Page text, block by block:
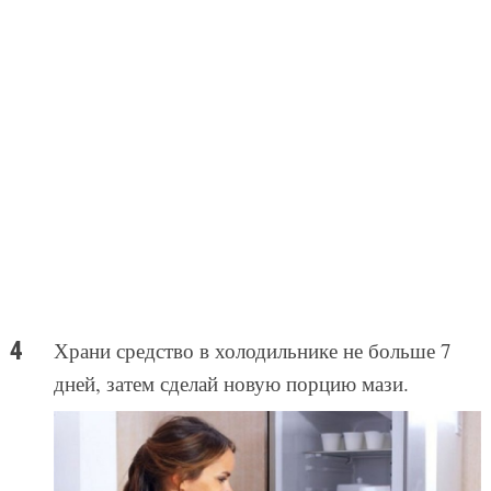
Храни средство в холодильнике не больше 7
дней, затем сделай новую порцию мази.